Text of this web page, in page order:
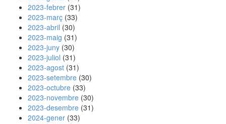
2023-febrer (31)
2023-març (33)
2023-abril (30)
2023-maig (31)
2023-juny (30)
2023-juliol (31)
2023-agost (31)
2023-setembre (30)
2023-octubre (33)
2023-novembre (30)
2023-desembre (31)
2024-gener (33)